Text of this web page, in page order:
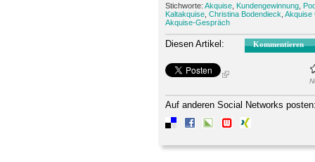
Stichworte: Akquise Kundengewinnung
Kaltakquise Christina Bodendieck Akquise
Akquise-Gespräch
Diesen Artikel: Kommentieren
Auf anderen Social Networks